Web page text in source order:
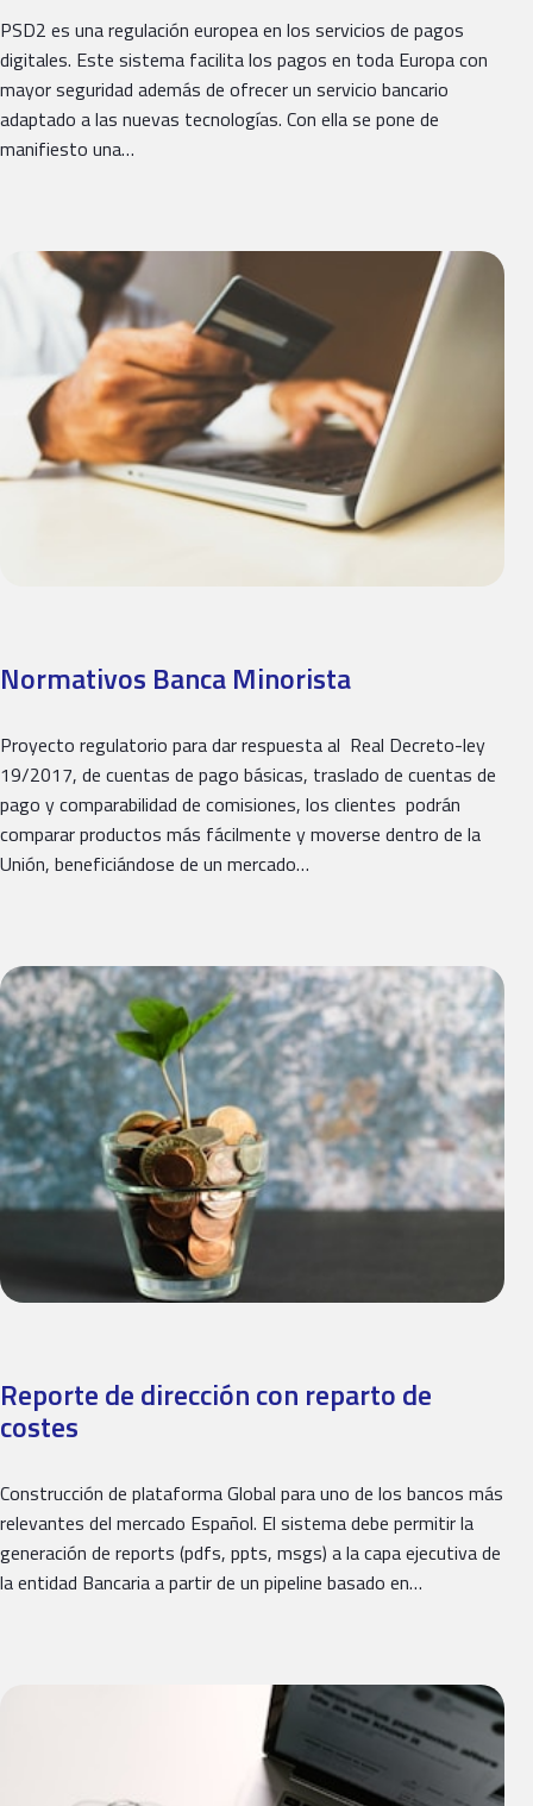
PSD2 es una regulación europea en los servicios de pagos
digitales. Este sistema facilita los pagos en toda Europa con
mayor seguridad además de ofrecer un servicio bancario
adaptado a las nuevas tecnologías. Con ella se pone de
manifiesto una…
Normativos Banca Minorista
Proyecto regulatorio para dar respuesta al Real Decreto-ley
19/2017, de cuentas de pago básicas, traslado de cuentas de
pago y comparabilidad de comisiones, los clientes podrán
comparar productos más fácilmente y moverse dentro de la
Unión, beneficiándose de un mercado…
Reporte de dirección con reparto de
costes
Construcción de plataforma Global para uno de los bancos más
relevantes del mercado Español. El sistema debe permitir la
generación de reports (pdfs, ppts, msgs) a la capa ejecutiva de
la entidad Bancaria a partir de un pipeline basado en…